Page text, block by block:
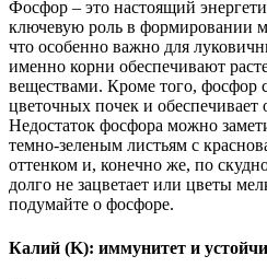
Фосфор – это настоящий
ключевую роль в формировании
что особенно важно для
именно корни обеспечивают
веществами. Кроме того, фосфор
цветочных почек и обеспечивает
Недостаток фосфора можно
темно-зеленым листьям с
оттенком и, конечно же, по
долго не зацветает или цветы
подумайте о фосфоре.
Калий (K): иммунитет и